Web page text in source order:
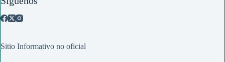
Sitio Informativo no oficial